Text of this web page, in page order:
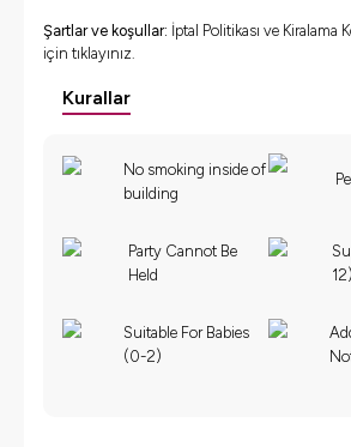
Şartlar ve koşullar: İptal Politikası ve Kiralama
için tıklayınız.
Kurallar
No smoking inside of
building
Party Cannot Be
Held
12)
Suitable For Babies
(0-2)